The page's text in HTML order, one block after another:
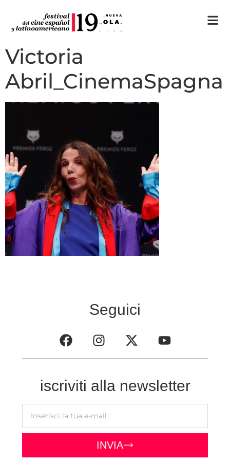
Victoria
Abril_CinemaSpagna
Seguici
iscriviti alla newsletter
INVIA